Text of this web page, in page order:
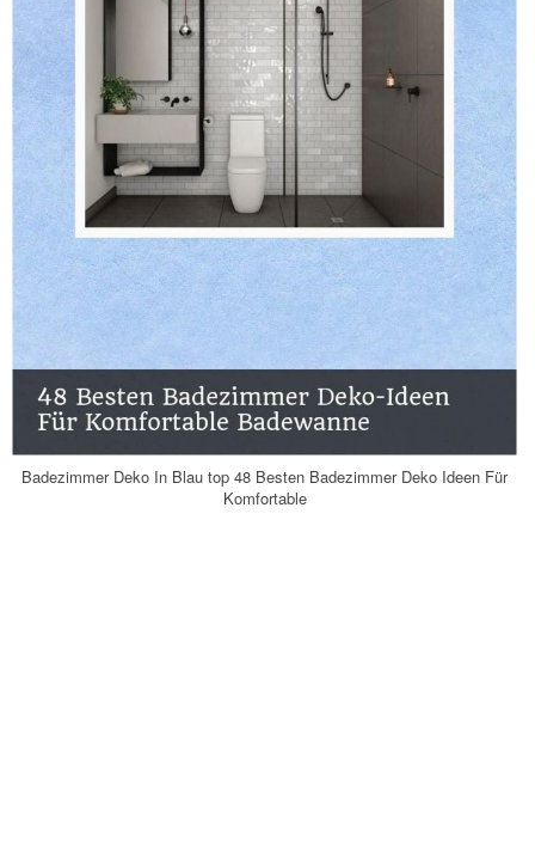
Badezimmer Deko In Blau top 48 Besten Badezimmer Deko Ideen Für
Komfortable